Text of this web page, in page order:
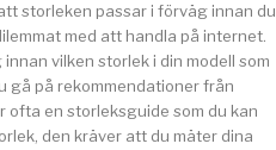
storleken passar i förväg innan du
med att handla på internet.
vilken storlek i din modell som
gå på rekommendationer från
ofta en storleksguide som du kan
den kräver att du mäter dina